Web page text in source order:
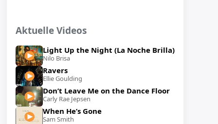
Aktuelle Videos
Light Up the Night (La Noche Brilla)
Nilo Brisa
Ravers
Ellie Goulding
Don’t Leave Me on the Dance Floor
Carly Rae Jepsen
When He’s Gone
Sam Smith